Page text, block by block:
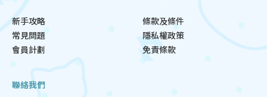
新手攻略
常見問題
會員計劃
條款及條件
隱私權政策
免責條款
聯絡我們